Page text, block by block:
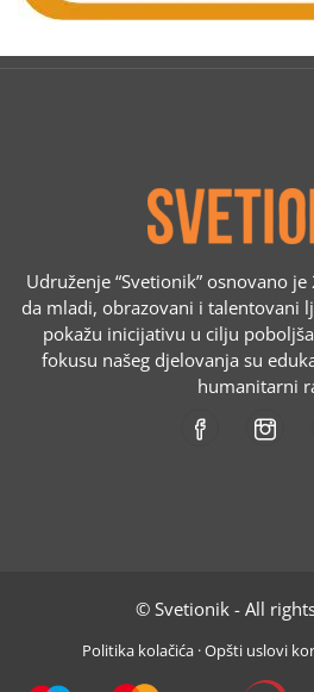
Udruženje “Svetionik” osnovano
da mladi, obrazovani i talentovani
pokažu inicijativu u cilju
fokusu našeg djelovanja su
humanitarni
© Svetionik - All
Politika kolačića ·Opšti uslovi